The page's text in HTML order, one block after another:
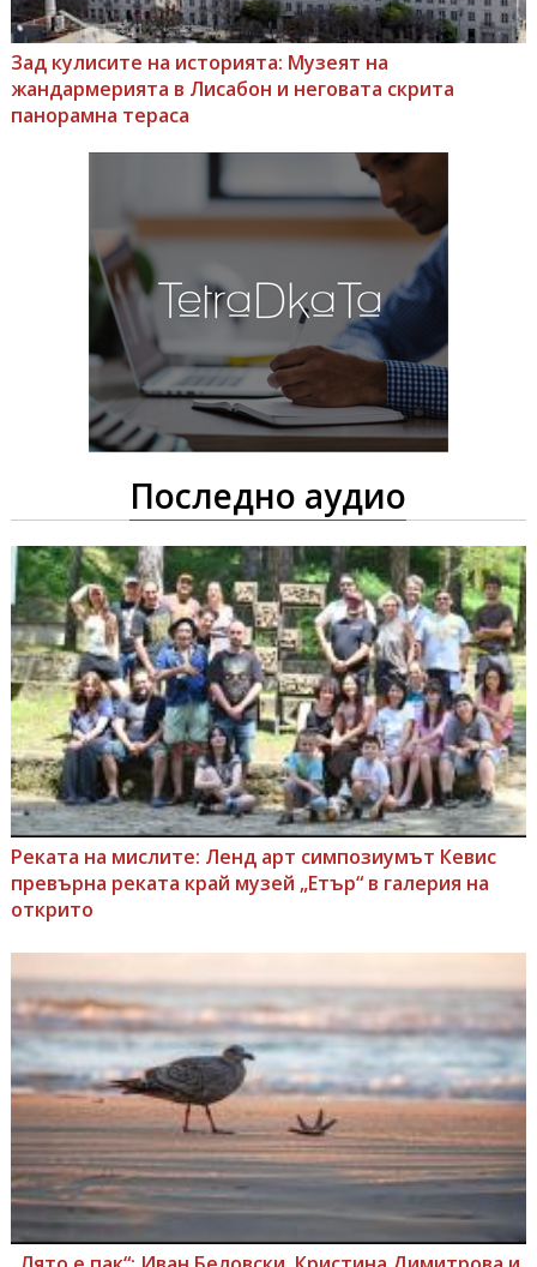
Зад кулисите на историята: Музеят на
жандармерията в Лисабон и неговата скрита
панорамна тераса
Последно аудио
Реката на мислите: Ленд арт симпозиумът Кевис
превърна реката край музей „Етър“ в галерия на
открито